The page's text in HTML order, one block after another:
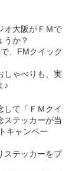
オ大阪がＦＭで
うか？
、FMクイック
しゃべりも、実
♪
して「ＦＭクイ
ステッカーが当
キャンペー
ステッカーをプ